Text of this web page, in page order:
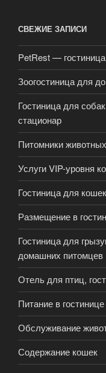
СВЕЖИЕ ЗАПИСИ
PetRest —
Зоогостиница для
Гостиница для
стационар
Питомники
Услуги VIP-уровня
Гостиница для кошек
Размещение в
Гостиница для
домашних питомцев
Отель для птиц,
Питание в
Обслуживание
Содержание кошек